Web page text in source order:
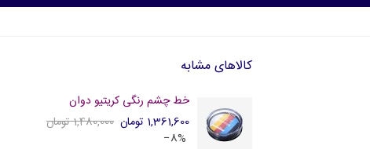
کالاهای مشابه
خط چشم رنگی کریتیو دوان
1,361,600 تومان
1,480,000 تومان
‎−8%